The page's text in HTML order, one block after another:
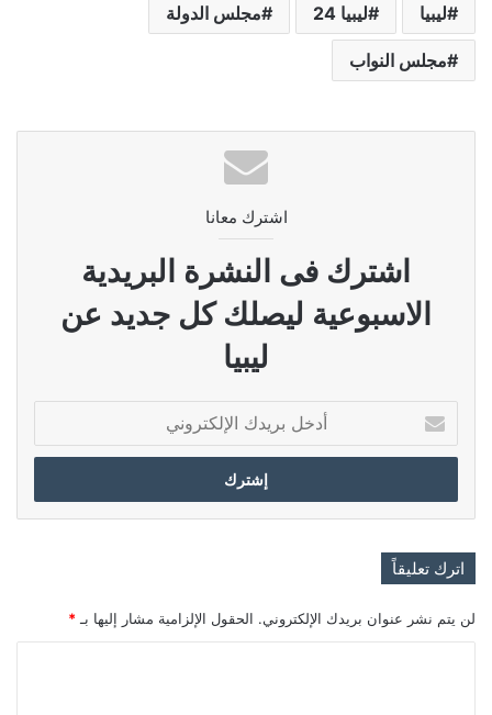
ليبيا ليبيا 24 مجلس الدولة
مجلس النواب
اشترك معانا
اشترك فى النشرة البريدية
الاسبوعية ليصلك كل جديد عن
ليبيا
بريدك
الإلكتروني
اترك تعليقاً
لن يتم نشر عنوان بريدك الإلكتروني. الحقول الإلزامية مشار إليها بـ *